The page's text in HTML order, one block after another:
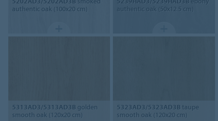
authentic oak (100x20 cm)
authentic oak (50x12.5 cm)
5313AD3/5313AD3B golden
smooth oak (120x20 cm)
5323AD3/5323AD3B taupe
smooth oak (120x20 cm)